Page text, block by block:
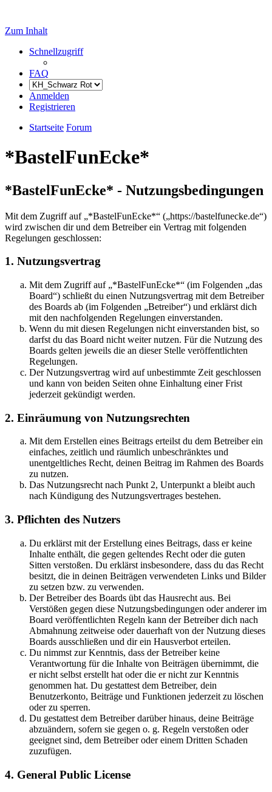
Zum Inhalt
Schnellzugriff
FAQ
Anmelden
Registrieren
Startseite Forum
*BastelFunEcke*
*BastelFunEcke* - Nutzungsbedingungen
Mit dem Zugriff auf „*BastelFunEcke*“ („https://bastelfunecke.de“)
wird zwischen dir und dem Betreiber ein Vertrag mit folgenden
Regelungen geschlossen:
1. Nutzungsvertrag
Mit dem Zugriff auf „*BastelFunEcke*“ (im Folgenden „das
Board“) schließt du einen Nutzungsvertrag mit dem Betreiber
des Boards ab (im Folgenden „Betreiber“) und erklärst dich
mit den nachfolgenden Regelungen einverstanden.
Wenn du mit diesen Regelungen nicht einverstanden bist, so
darfst du das Board nicht weiter nutzen. Für die Nutzung des
Boards gelten jeweils die an dieser Stelle veröffentlichten
Regelungen.
Der Nutzungsvertrag wird auf unbestimmte Zeit geschlossen
und kann von beiden Seiten ohne Einhaltung einer Frist
jederzeit gekündigt werden.
2. Einräumung von Nutzungsrechten
Mit dem Erstellen eines Beitrags erteilst du dem Betreiber ein
einfaches, zeitlich und räumlich unbeschränktes und
unentgeltliches Recht, deinen Beitrag im Rahmen des Boards
zu nutzen.
Das Nutzungsrecht nach Punkt 2, Unterpunkt a bleibt auch
nach Kündigung des Nutzungsvertrages bestehen.
3. Pflichten des Nutzers
Du erklärst mit der Erstellung eines Beitrags, dass er keine
Inhalte enthält, die gegen geltendes Recht oder die guten
Sitten verstoßen. Du erklärst insbesondere, dass du das Recht
besitzt, die in deinen Beiträgen verwendeten Links und Bilder
zu setzen bzw. zu verwenden.
Der Betreiber des Boards übt das Hausrecht aus. Bei
Verstößen gegen diese Nutzungsbedingungen oder anderer im
Board veröffentlichten Regeln kann der Betreiber dich nach
Abmahnung zeitweise oder dauerhaft von der Nutzung dieses
Boards ausschließen und dir ein Hausverbot erteilen.
Du nimmst zur Kenntnis, dass der Betreiber keine
Verantwortung für die Inhalte von Beiträgen übernimmt, die
er nicht selbst erstellt hat oder die er nicht zur Kenntnis
genommen hat. Du gestattest dem Betreiber, dein
Benutzerkonto, Beiträge und Funktionen jederzeit zu löschen
oder zu sperren.
Du gestattest dem Betreiber darüber hinaus, deine Beiträge
abzuändern, sofern sie gegen o. g. Regeln verstoßen oder
geeignet sind, dem Betreiber oder einem Dritten Schaden
zuzufügen.
4. General Public License